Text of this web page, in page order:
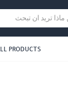
هل نزلت
تريد ان تبحث
PRODUCTS